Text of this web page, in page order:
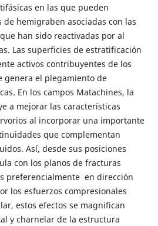
en las que pueden
de hemigraben asociadas con las
han sido reactivadas por al
Las superficies de estratificación
activos contribuyentes de los
genera el plegamiento de
En los campos Matachines, la
a mejorar las características
al incorporar una importante
que complementan
Así, desde sus posiciones
con los planos de fracturas
preferencialmente en dirección
los esfuerzos compresionales
estos efectos se magnifican
y charnelar de la estructura